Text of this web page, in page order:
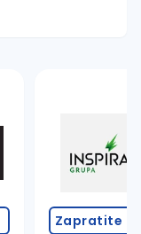
č, ć, š, đ,
Zapratite